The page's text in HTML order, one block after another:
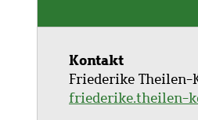
Kontakt
Friederike Theilen-
friederike.theilen-